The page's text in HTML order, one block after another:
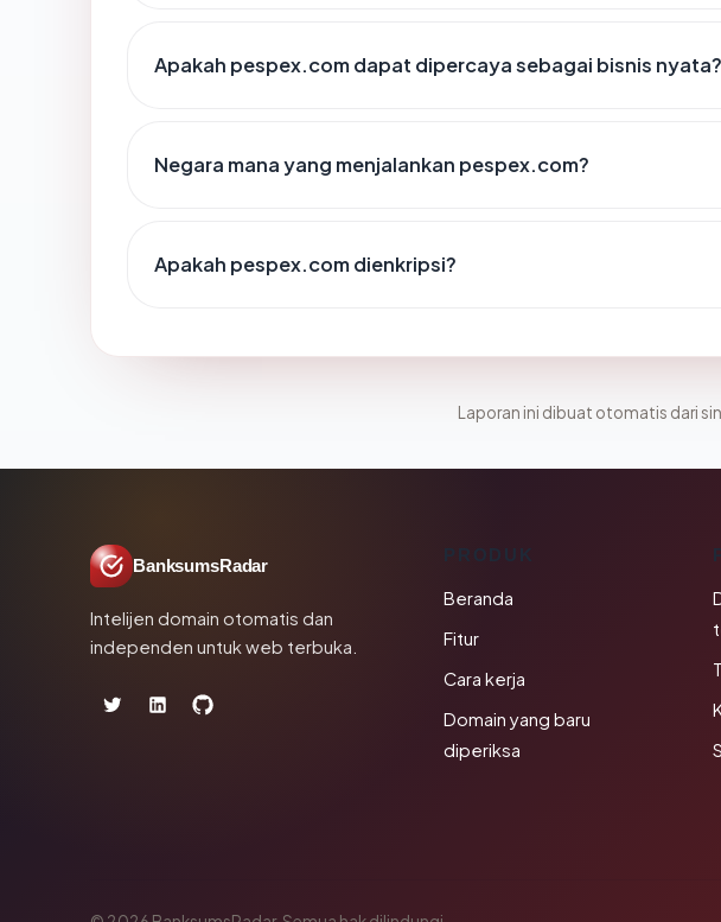
Apakah pespex.com dapat dipercaya sebagai bisnis nyata?
Negara mana yang menjalankan pespex.com?
Apakah pespex.com dienkripsi?
Laporan ini dibuat otomatis dari
BanksumsRadar
Intelijen domain otomatis dan
independen untuk web terbuka.
Beranda
Fitur
Cara kerja
Domain yang baru
diperiksa